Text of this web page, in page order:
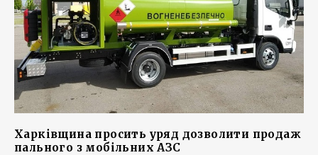
Харківщина просить уряд дозволити продаж
пального з мобільних АЗС